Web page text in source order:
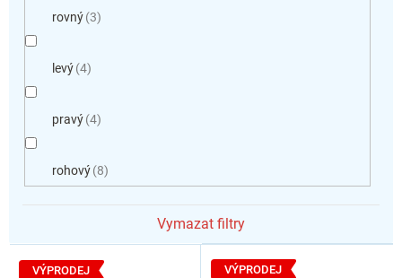
rovný 3
levý 4
pravý 4
rohový 8
Vymazat filtry
V
VÝPRODEJ VÝPRODEJ